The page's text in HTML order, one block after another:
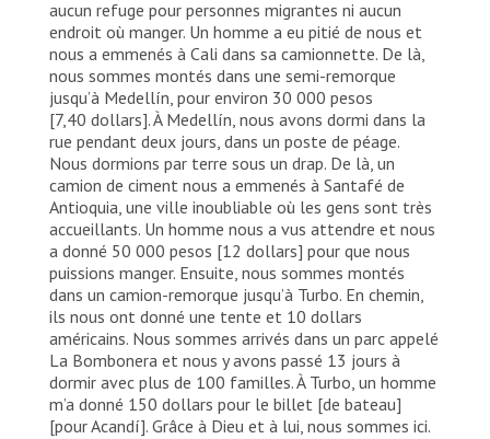
aucun refuge pour personnes migrantes ni aucun
endroit où manger. Un homme a eu pitié de nous et
nous a emmenés à Cali dans sa camionnette. De là,
nous sommes montés dans une semi-remorque
jusqu’à Medellín, pour environ 30 000 pesos
[7,40 dollars]. À Medellín, nous avons dormi dans la
rue pendant deux jours, dans un poste de péage.
Nous dormions par terre sous un drap. De là, un
camion de ciment nous a emmenés à Santafé de
Antioquia, une ville inoubliable où les gens sont très
accueillants. Un homme nous a vus attendre et nous
a donné 50 000 pesos [12 dollars] pour que nous
puissions manger. Ensuite, nous sommes montés
dans un camion-remorque jusqu’à Turbo. En chemin,
ils nous ont donné une tente et 10 dollars
américains. Nous sommes arrivés dans un parc appelé
La Bombonera et nous y avons passé 13 jours à
dormir avec plus de 100 familles. À Turbo, un homme
m’a donné 150 dollars pour le billet [de bateau]
[pour Acandí]. Grâce à Dieu et à lui, nous sommes ici.